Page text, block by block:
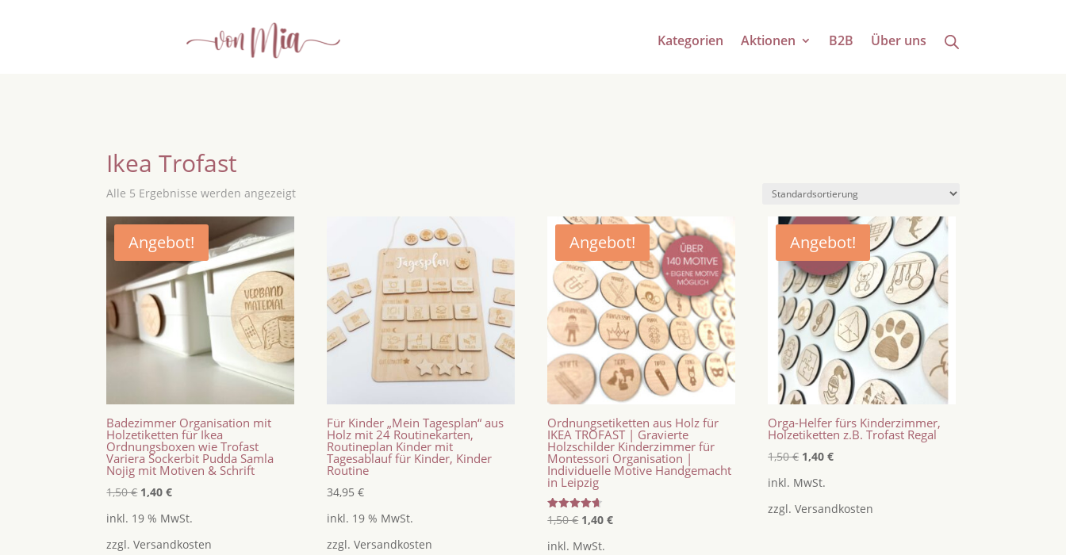
Kategorien Aktionen B2B Über uns
Ikea Trofast
Alle 5 Ergebnisse werden angezeigt
Angebot!
Badezimmer Organisation mit
Holzetiketten für Ikea
Ordnungsboxen wie Trofast
Variera Sockerbit Pudda Samla
Nojig mit Motiven & Schrift
1,50€ Ursprünglicher
war:
1,50 €
1,40€Aktueller
ist:
1,40 €.
inkl. 19 % MwSt.
zzgl.Versandkosten
Für Kinder „Mein Tagesplan“ aus
Holz mit 24 Routinekarten,
Routineplan Kinder mit
Tagesablauf für Kinder, Kinder
Routine
34,95€
inkl. 19 % MwSt.
zzgl.Versandkosten
Angebot!
Ordnungsetiketten aus Holz für
IKEA TROFAST | Gravierte
Holzschilder Kinderzimmer für
Montessori Organisation |
Individuelle Motive Handgemacht
in Leipzig
Bewertet
mit
von 5
1,50€ Ursprünglicher
1,40€Aktueller
inkl. MwSt.
Angebot!
Orga-Helfer fürs Kinderzimmer,
Holzetiketten z.B. Trofast Regal
1,50€ Ursprünglicher
war:
1,50 €
1,40€Aktueller
1,40 €.
inkl. MwSt.
zzgl.Versandkosten